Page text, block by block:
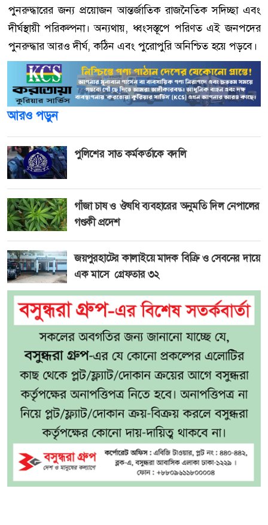
পুনরুদ্ধারের জন্য প্রয়োজন আন্তর্জাতিক রাজনৈতিক সদিচ্ছা এবং
দীর্ঘস্থায়ী পরিকল্পনা। অন্যথায়, ধ্বংসস্তূপে পরিণত এই জনপদের
পুনরুদ্ধার আরও দীর্ঘ, কঠিন এবং পুরোপুরি অনিশ্চিত হয়ে পড়বে।
আরও পড়ুন
পুলিশের সাত কর্মকর্তাকে বদলি
গাঁজা চাষ ও ঔষধি ব্যবহারের অনুমতি দিল নেপালের
গণ্ডকী প্রদেশ
জয়পুরহাটের কালাইয়ে মাদক বিক্রি ও সেবনের দায়ে
এক মাসে গ্রেফতার ৩২